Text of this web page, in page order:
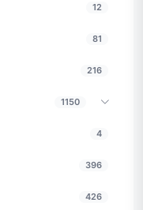
12
81
216
1150
4
396
426